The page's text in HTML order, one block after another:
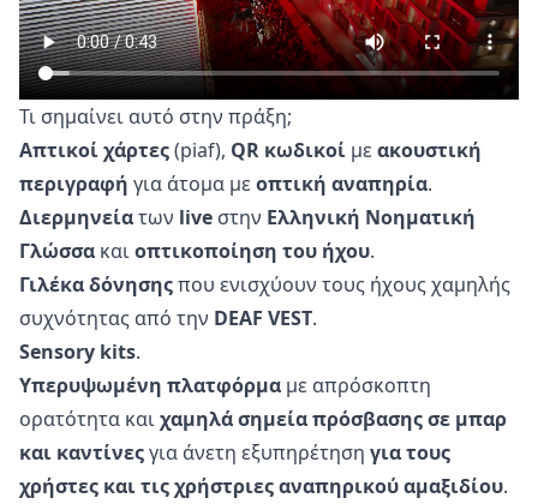
Τι σημαίνει αυτό στην πράξη;
Απτικοί χάρτες(piaf), QR κωδικοί μεακουστική
περιγραφή για άτομα μεοπτική αναπηρία.
Διερμηνείατων live στην Ελληνική Νοηματική
Γλώσσα καιοπτικοποίηση του ήχου.
Γιλέκα δόνησηςπου ενισχύουν τους ήχους χαμηλής
συχνότητας από την DEAF VEST.
Sensory kits.
Υπερυψωμένη πλατφόρμα με απρόσκοπτη
ορατότητα καιχαμηλά σημεία πρόσβασης σε μπαρ
και καντίνεςγια άνετη εξυπηρέτηση για τους
χρήστες και τις χρήστριες αναπηρικού αμαξιδίου.